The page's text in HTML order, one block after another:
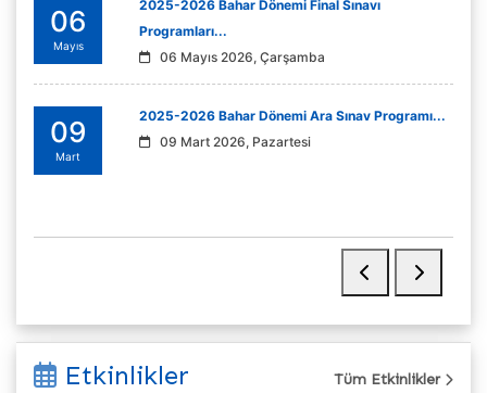
06
Mayıs
2025-2026 Bahar Dönemi Final Sınavı
Programları...
06 Mayıs 2026, Çarşamba
09
Mart
2025-2026 Bahar Dönemi Ara Sınav Programı...
09 Mart 2026, Pazartesi
Etkinlikler Tüm Etkinlikler